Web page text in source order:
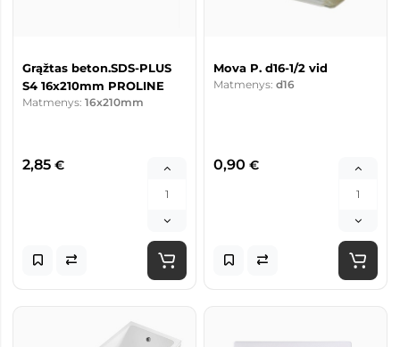
Grąžtas beton.SDS-PLUS
S4 16x210mm PROLINE
Matmenys: 16x210mm
2,85 €
Mova P. d16-1/2 vid
Matmenys: d16
0,90 €